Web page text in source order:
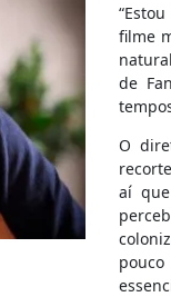
filme
de
O
aí